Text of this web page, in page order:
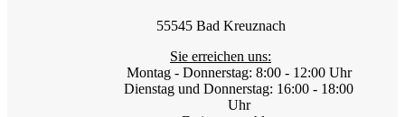
55545 Bad Kreuznach
Sie erreichen uns:
Montag - Donnerstag: 8:00 - 12:00 Uhr
Dienstag und Donnerstag: 16:00 - 18:00
Uhr